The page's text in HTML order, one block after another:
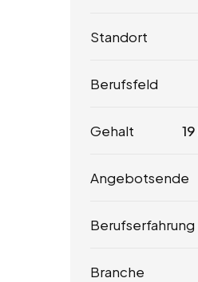
Standort
Berufsfeld
Gehalt 19
Angebotsende
Berufserfahrung
Branche